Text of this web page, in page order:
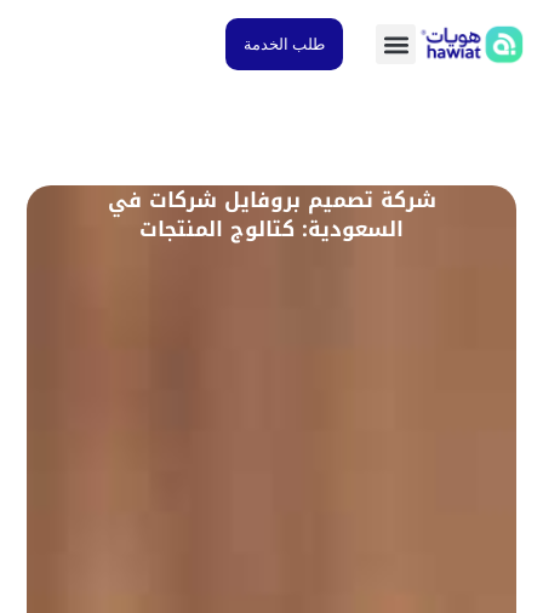
طلب الخدمة
شركة تصميم بروفايل شركات في
السعودية: كتالوج المنتجات